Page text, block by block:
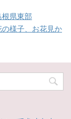
県東部
様子、お花見か